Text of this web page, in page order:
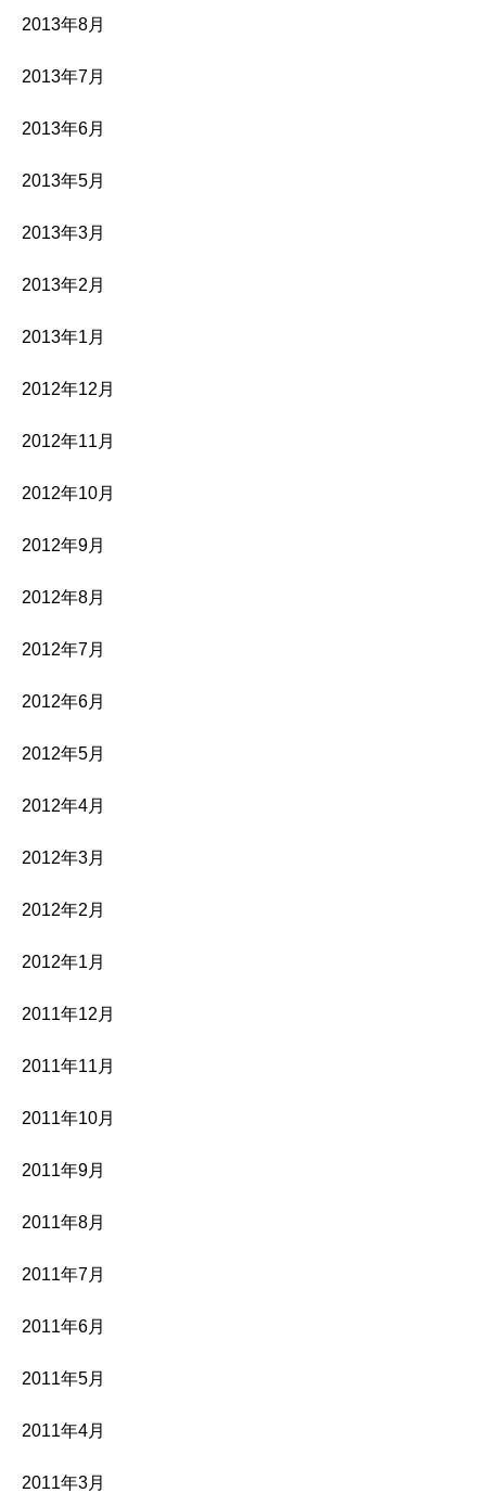
2013年8月
2013年7月
2013年6月
2013年5月
2013年3月
2013年2月
2013年1月
2012年12月
2012年11月
2012年10月
2012年9月
2012年8月
2012年7月
2012年6月
2012年5月
2012年4月
2012年3月
2012年2月
2012年1月
2011年12月
2011年11月
2011年10月
2011年9月
2011年8月
2011年7月
2011年6月
2011年5月
2011年4月
2011年3月